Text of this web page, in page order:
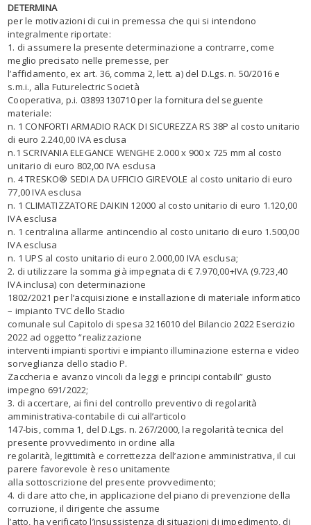
DETERMINA
per le motivazioni di cui in premessa che qui si intendono
integralmente riportate:
1. di assumere la presente determinazione a contrarre, come
meglio precisato nelle premesse, per
l’affidamento, ex art. 36, comma 2, lett. a) del D.Lgs. n. 50/2016 e
s.m.i., alla Futurelectric Società
Cooperativa, p.i. 03893130710 per la fornitura del seguente
materiale:
n. 1 CONFORTI ARMADIO RACK DI SICUREZZA RS 38P al costo unitario
di euro 2.240,00 IVA esclusa
n.1 SCRIVANIA ELEGANCE WENGHE 2.000 x 900 x 725 mm al costo
unitario di euro 802,00 IVA esclusa
n. 4 TRESKO® SEDIA DA UFFICIO GIREVOLE al costo unitario di euro
77,00 IVA esclusa
n. 1 CLIMATIZZATORE DAIKIN 12000 al costo unitario di euro 1.120,00
IVA esclusa
n. 1 centralina allarme antincendio al costo unitario di euro 1.500,00
IVA esclusa
n. 1 UPS al costo unitario di euro 2.000,00 IVA esclusa;
2. di utilizzare la somma già impegnata di € 7.970,00+IVA (9.723,40
IVA inclusa) con determinazione
1802/2021 per l’acquisizione e installazione di materiale informatico
– impianto TVC dello Stadio
comunale sul Capitolo di spesa 3216010 del Bilancio 2022 Esercizio
2022 ad oggetto “realizzazione
interventi impianti sportivi e impianto illuminazione esterna e video
sorveglianza dello stadio P.
Zaccheria e avanzo vincoli da leggi e principi contabili” giusto
impegno 691/2022;
3. di accertare, ai fini del controllo preventivo di regolarità
amministrativa-contabile di cui all’articolo
147-bis, comma 1, del D.Lgs. n. 267/2000, la regolarità tecnica del
presente provvedimento in ordine alla
regolarità, legittimità e correttezza dell’azione amministrativa, il cui
parere favorevole è reso unitamente
alla sottoscrizione del presente provvedimento;
4. di dare atto che, in applicazione del piano di prevenzione della
corruzione, il dirigente che assume
l’atto, ha verificato l’insussistenza di situazioni di impedimento, di